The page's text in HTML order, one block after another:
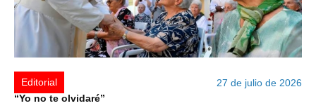
Editorial
27 de julio de 2026
“Yo no te olvidaré”